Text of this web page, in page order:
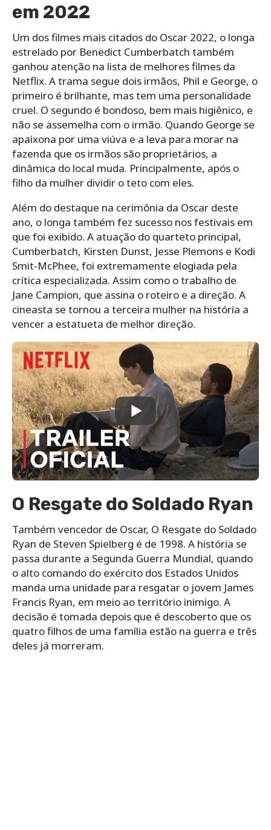
em 2022
Um dos filmes mais citados do Oscar 2022, o longa
estrelado por Benedict Cumberbatch também
ganhou atenção na lista de melhores filmes da
Netflix. A trama segue dois irmãos, Phil e George, o
primeiro é brilhante, mas tem uma personalidade
cruel. O segundo é bondoso, bem mais higiênico, e
não se assemelha com o irmão. Quando George se
apaixona por uma viúva e a leva para morar na
fazenda que os irmãos são proprietários, a
dinâmica do local muda. Principalmente, após o
filho da mulher dividir o teto com eles.
Além do destaque na cerimônia da Oscar deste
ano, o longa também fez sucesso nos festivais em
que foi exibido. A atuação do quarteto principal,
Cumberbatch, Kirsten Dunst, Jesse Plemons e Kodi
Smit-McPhee, foi extremamente elogiada pela
crítica especializada. Assim como o trabalho de
Jane Campion, que assina o roteiro e a direção. A
cineasta se tornou a terceira mulher na história a
vencer a estatueta de melhor direção.
O Resgate do Soldado Ryan
Também vencedor de Oscar, O Resgate do Soldado
Ryan de Steven Spielberg é de 1998. A história se
passa durante a Segunda Guerra Mundial, quando
o alto comando do exército dos Estados Unidos
manda uma unidade para resgatar o jovem James
Francis Ryan, em meio ao território inimigo. A
decisão é tomada depois que é descoberto que os
quatro filhos de uma família estão na guerra e três
deles já morreram.